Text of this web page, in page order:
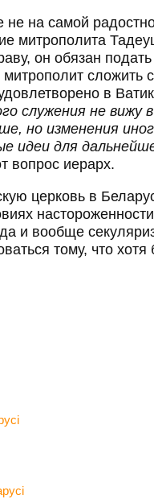
не на самой
митрополита
он обязан
сложить
в
служения не вижу
но изменения
идеи для
вопрос иерарх.
церковь в
да и вообще
тому, что